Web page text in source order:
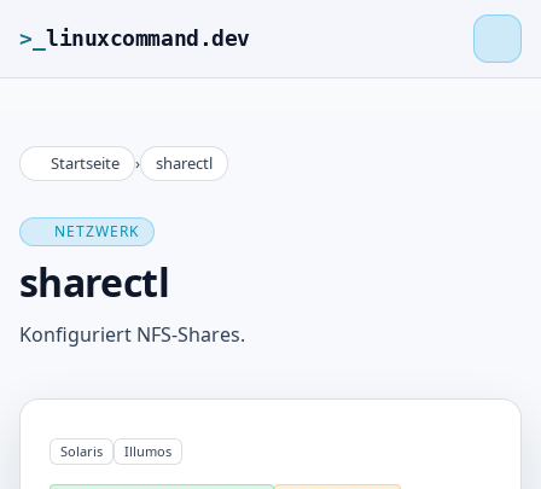
>_ linuxcommand.dev
>_linuxcommand.dev
Roadmap
Kontakt
Impressum
Startseite › sharectl
NETZWERK
sharectl
Konfiguriert NFS-Shares.
Solaris Illumos